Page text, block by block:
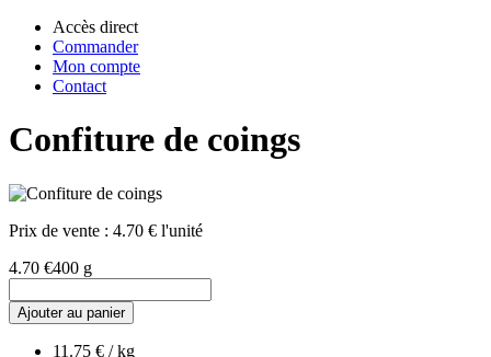
Accès direct
Commander
Mon compte
Contact
Confiture de coings
Prix de vente : 4.70 € l'unité
4.70 €400 g
Ajouter au panier
11.75 € / kg